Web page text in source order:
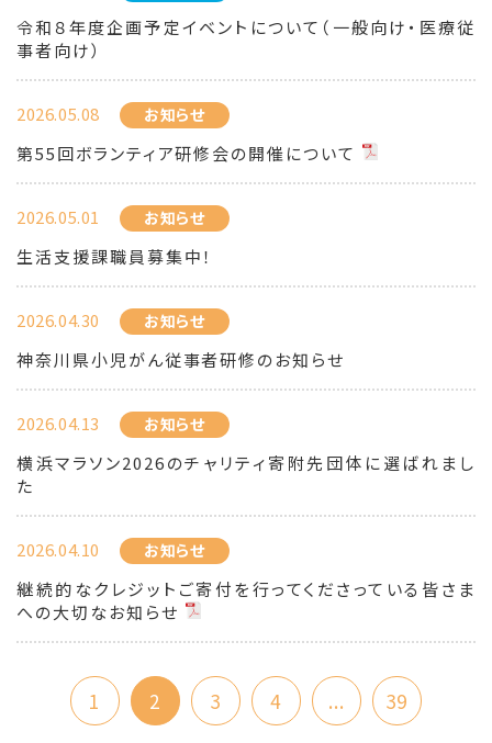
令和８年度企画予定イベントについて（一般向け・医療従
事者向け）
2026.05.08 お知らせ
第55回ボランティア研修会の開催について
2026.05.01 お知らせ
生活支援課職員募集中！
2026.04.30 お知らせ
神奈川県小児がん従事者研修のお知らせ
2026.04.13 お知らせ
横浜マラソン2026のチャリティ寄附先団体に選ばれまし
た
2026.04.10 お知らせ
継続的なクレジットご寄付を行ってくださっている皆さま
への大切なお知らせ
1 2 3 4 ... 39